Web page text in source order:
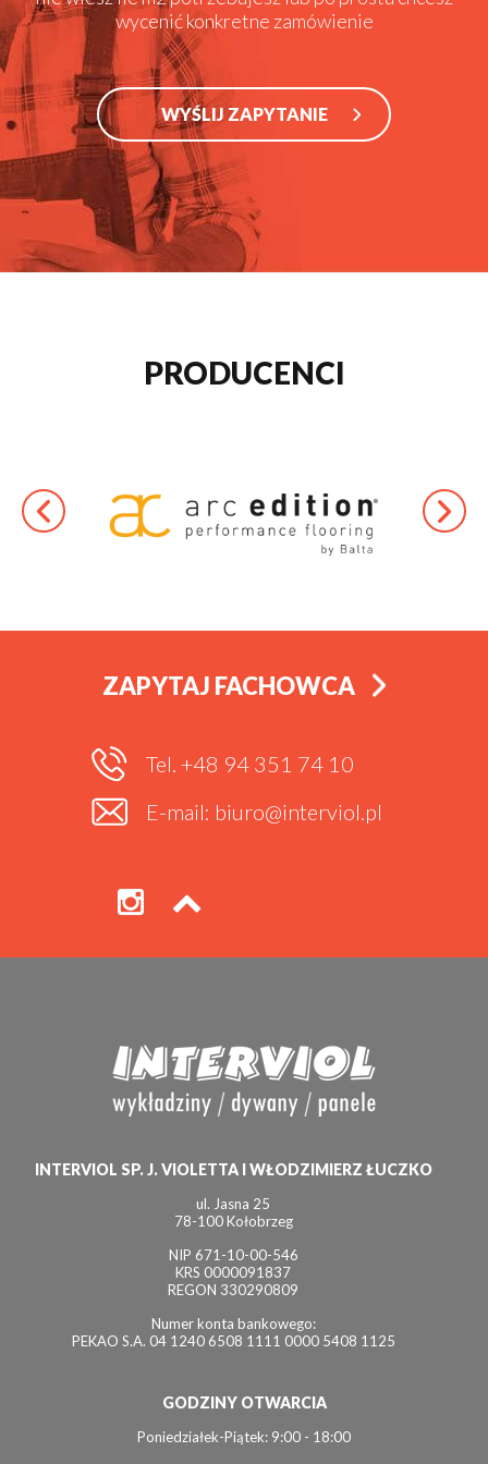
wycenić konkretne zamówienie
WYŚLIJ ZAPYTANIE
PRODUCENCI
ZAPYTAJ FACHOWCA
Tel. +48 94 351 74 10
E-mail: biuro@interviol.pl
INTERVIOL SP. J. VIOLETTA I WŁODZIMIERZ ŁUCZKO
ul. Jasna 25
78-100 Kołobrzeg
NIP 671-10-00-546
KRS 0000091837
REGON 330290809
Numer konta bankowego:
PEKAO S.A. 04 1240 6508 1111 0000 5408 1125
GODZINY OTWARCIA
Poniedziałek-Piątek: 9:00 - 18:00